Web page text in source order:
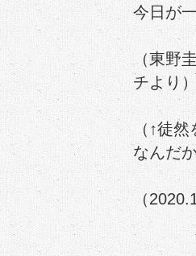
今日が
（東野
チより
（↑徒然
なんだ
（